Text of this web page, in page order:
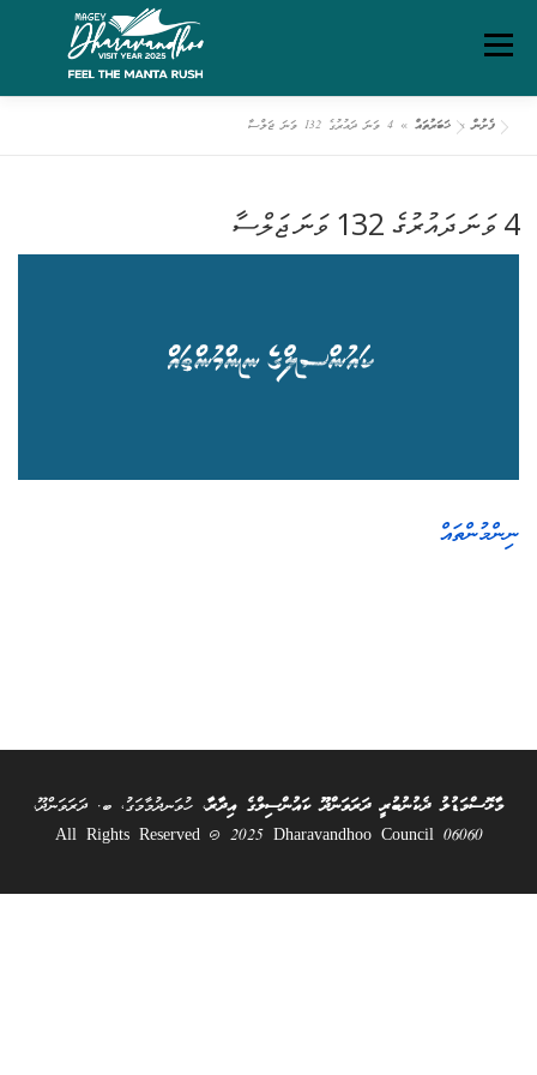
content
Menu
ޑައުންލޯޑްސް ރިޕޯޓްތައް ފެށުން
ފެށުން» ޚަބަރުތައް » 4 ވަނަ ދައުރުގެ 132 ވަނަ ޖަލްސާ
4 ވަނަ ދައުރުގެ 132 ވަނަ ޖަލްސާ
ނިންމުންތައް
މާޅޮސްމަޑުލު ދެކުނުބުރީ ދަރަވަންދޫ ކައުންސިލްގެ އިދާރާ، ހުވަނދުމާމަގު، ބ. ދަރަވަންދޫ،
06060 All Rights Reserved @ 2025 Dharavandhoo Council